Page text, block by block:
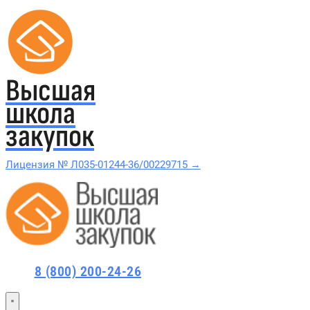
Высшая
школа
закупок
Лицензия № Л035-01244-36/00229715 →
Проверить в реестре Рособрнадзора →
Курсы по 44-ФЗ
8 (800) 200-24-26